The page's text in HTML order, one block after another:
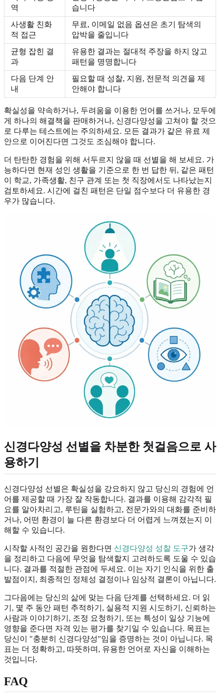
역
습니다
사생활 친화
적 접근
무료, 이메일 없음 옵션은 초기 탐색의
압박을 줄입니다
균형 잡힌 결
과
유용한 결과는 절대적 주장을 하지 않고
패턴을 명명합니다
다음 단계 안
내
필요할 때 성찰, 지원, 전문적 의견을 제
안해야 합니다
확실성을 약속하거나, 두려움을 이용한 언어를 쓰거나, 모두에
게 하나의 해결책을 판매하거나, 신경다양성을 고쳐야 할 것으
로 다루는 테스트에는 주의하세요. 모든 결과가 같은 유료 제
안으로 이어진다면 그것도 조심해야 합니다.
더 탄탄한 경험을 위해 서두르지 않을 때 선별을 해 보세요. 가
능하다면 현재 성인 생활을 기준으로 한 번 답한 뒤, 같은 패턴
이 학교, 가족생활, 친구 관계 또는 첫 직장에서도 나타났는지
검토하세요. 시간에 걸친 패턴은 단일 점수보다 더 유용한 경
우가 많습니다.
신경다양성 선별을 차분한 첫걸음으로 사
용하기
신경다양성 선별은 확실성을 강요하지 않고 당신의 경험에 언
어를 제공할 때 가장 잘 작동합니다. 결과를 이용해 감각적 필
요를 알아차리고, 루틴을 실험하고, 전문가와의 대화를 준비하
거나, 어떤 환경이 늘 다른 환경보다 더 어렵게 느껴졌는지 이
해할 수 있습니다.
시작할 사적인 공간을 원한다면 신경다양성 성찰 도구가 생각
을 정리하고 다음에 무엇을 탐색할지 고려하도록 도울 수 있습
니다. 결과를 적절한 관점에 두세요. 이는 자기 인식을 위한 출
발점이지, 최종적인 정체성 결정이나 임상적 결론이 아닙니다.
그다음에는 당신의 삶에 맞는 다음 단계를 선택하세요. 더 읽
기, 몇 주 동안 패턴 추적하기, 실용적 지원 시도하기, 신뢰하는
사람과 이야기하기, 조정 요청하기, 또는 특성이 일상 기능에
영향을 준다면 자격 있는 평가를 찾기일 수 있습니다. 목표는
당신이 "충분히 신경다양성"임을 증명하는 것이 아닙니다. 목
표는 더 정확하고, 따뜻하며, 유용한 언어로 자신을 이해하는
것입니다.
FAQ